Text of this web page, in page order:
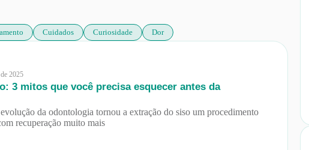
Cuidados Curiosidade Dor
2025
3 mitos que você precisa esquecer antes da
da odontologia tornou a extração do siso um procedimento
recuperação muito mais